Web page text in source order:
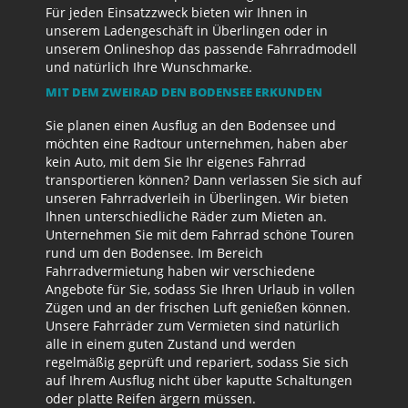
Für jeden Einsatzzweck bieten wir Ihnen in
unserem Ladengeschäft in Überlingen oder in
unserem Onlineshop das passende Fahrradmodell
und natürlich Ihre Wunschmarke.
MIT DEM ZWEIRAD DEN BODENSEE ERKUNDEN
Sie planen einen Ausflug an den Bodensee und
möchten eine Radtour unternehmen, haben aber
kein Auto, mit dem Sie Ihr eigenes Fahrrad
transportieren können? Dann verlassen Sie sich auf
unseren Fahrradverleih in Überlingen. Wir bieten
Ihnen unterschiedliche Räder zum Mieten an.
Unternehmen Sie mit dem Fahrrad schöne Touren
rund um den Bodensee. Im Bereich
Fahrradvermietung haben wir verschiedene
Angebote für Sie, sodass Sie Ihren Urlaub in vollen
Zügen und an der frischen Luft genießen können.
Unsere Fahrräder zum Vermieten sind natürlich
alle in einem guten Zustand und werden
regelmäßig geprüft und repariert, sodass Sie sich
auf Ihrem Ausflug nicht über kaputte Schaltungen
oder platte Reifen ärgern müssen.